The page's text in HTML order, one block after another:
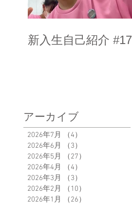
新入生自己紹介 #17
アーカイブ
2026年7月 （4）
2026年6月
（3）
2026年5月
（27）
2026年4月
（4）
2026年3月
（3）
2026年2月
（10）
2026年1月
（26）